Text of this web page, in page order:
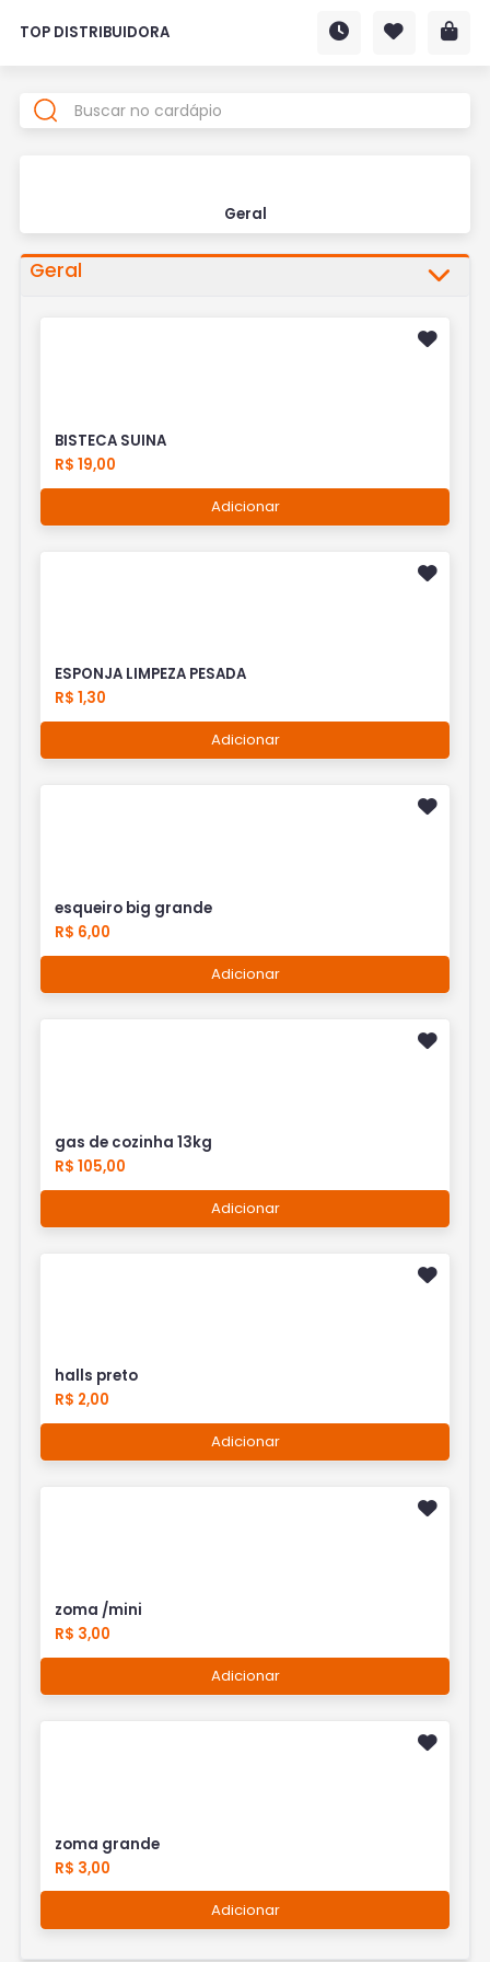
TOP DISTRIBUIDORA
Geral
Geral
BISTECA SUINA
R$ 19,00
Adicionar
ESPONJA LIMPEZA PESADA
R$ 1,30
Adicionar
esqueiro big grande
R$ 6,00
Adicionar
gas de cozinha 13kg
R$ 105,00
Adicionar
halls preto
R$ 2,00
Adicionar
zoma /mini
R$ 3,00
Adicionar
zoma grande
R$ 3,00
Adicionar